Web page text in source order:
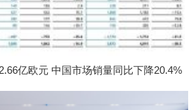
亿欧元 中国市场销量同比下降20.4%